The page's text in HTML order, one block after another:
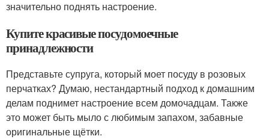
значительно поднять настроение.
Купите красивые посудомоечные
принадлежности
Представьте супруга, который моет посуду в розовых
перчатках? Думаю, нестандартный подход к домашним
делам поднимет настроение всем домочадцам. Также
это может быть мыло с любимым запахом, забавные
оригинальные щётки.